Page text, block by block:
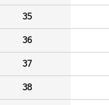
35
36
37
38